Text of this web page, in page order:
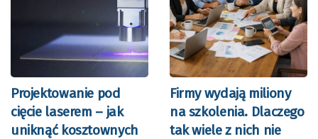
Projektowanie pod
cięcie laserem – jak
uniknąć kosztownych
Firmy wydają miliony
na szkolenia. Dlaczego
tak wiele z nich nie